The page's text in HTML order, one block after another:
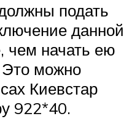
подать
данной
чем начать ею
Это можно
Киевстар
922*40.